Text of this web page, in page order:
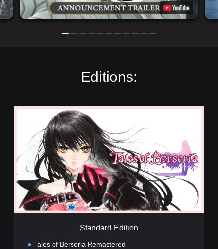
Editions:
S
d
E
t
Standard Edition
Tales of Berseria Remastered